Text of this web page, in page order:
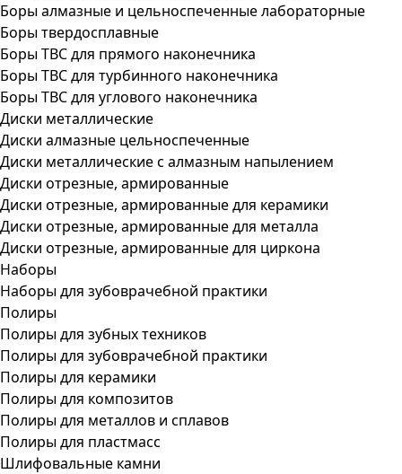
Боры алмазные и цельноспеченные лабораторные
Боры твердосплавные
Боры ТВС для прямого наконечника
Боры ТВС для турбинного наконечника
Боры ТВС для углового наконечника
Диски металлические
Диски алмазные цельноспеченные
Диски металлические с алмазным напылением
Диски отрезные, армированные
Диски отрезные, армированные для керамики
Диски отрезные, армированные для металла
Диски отрезные, армированные для циркона
Наборы
Наборы для зубоврачебной практики
Полиры
Полиры для зубных техников
Полиры для зубоврачебной практики
Полиры для керамики
Полиры для композитов
Полиры для металлов и сплавов
Полиры для пластмасс
Шлифовальные камни